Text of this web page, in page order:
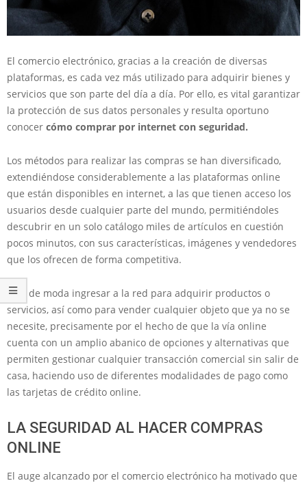
El comercio electrónico, gracias a la creación de diversas
plataformas, es cada vez más utilizado para adquirir bienes y
servicios que son parte del día a día. Por ello, es vital garantizar
la protección de sus datos personales y resulta oportuno
conocer cómo comprar por internet con seguridad.
Los métodos para realizar las compras se han diversificado,
extendiéndose considerablemente a las plataformas online
que están disponibles en internet, a las que tienen acceso los
usuarios desde cualquier parte del mundo, permitiéndoles
descubrir en un solo catálogo miles de artículos en cuestión
pocos minutos, con sus características, imágenes y vendedores
que los ofrecen de forma competitiva.
Está de moda ingresar a la red para adquirir productos o
servicios, así como para vender cualquier objeto que ya no se
necesite, precisamente por el hecho de que la vía online
cuenta con un amplio abanico de opciones y alternativas que
permiten gestionar cualquier transacción comercial sin salir de
casa, haciendo uso de diferentes modalidades de pago como
las tarjetas de crédito online.
LA SEGURIDAD AL HACER COMPRAS
ONLINE
El auge alcanzado por el comercio electrónico ha motivado que